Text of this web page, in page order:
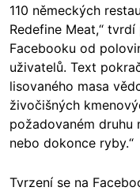
110 německých
Redefine Meat,“
Facebooku od
uživatelů. Text
lisovaného masa
živočišných
požadovaném druhu
nebo dokonce ryby.“
Tvrzení se na